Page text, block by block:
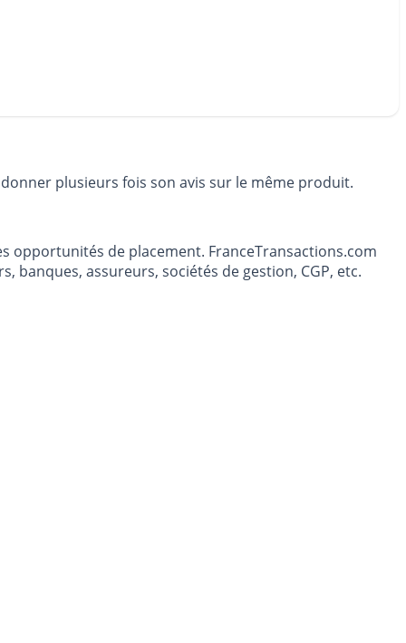
plusieurs fois son avis sur le même produit.
opportunités de placement. FranceTransactions.com
banques, assureurs, sociétés de gestion, CGP, etc.